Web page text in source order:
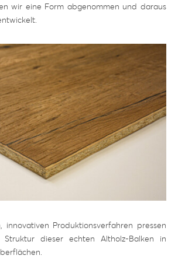
wir eine Form abgenommen und daraus
innovativen Produktionsverfahren pressen
dieser echten Altholz-Balken in